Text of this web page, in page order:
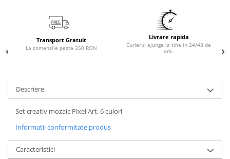
Transport Gratuit
La comenzile peste 350 RON
Livrare rapida
Curierul ajunge la tine in 24/48 de
ore.
Descriere
Set creativ mozaic Pixel Art, 6 culori
Informatii conformitate produs
Caracteristici